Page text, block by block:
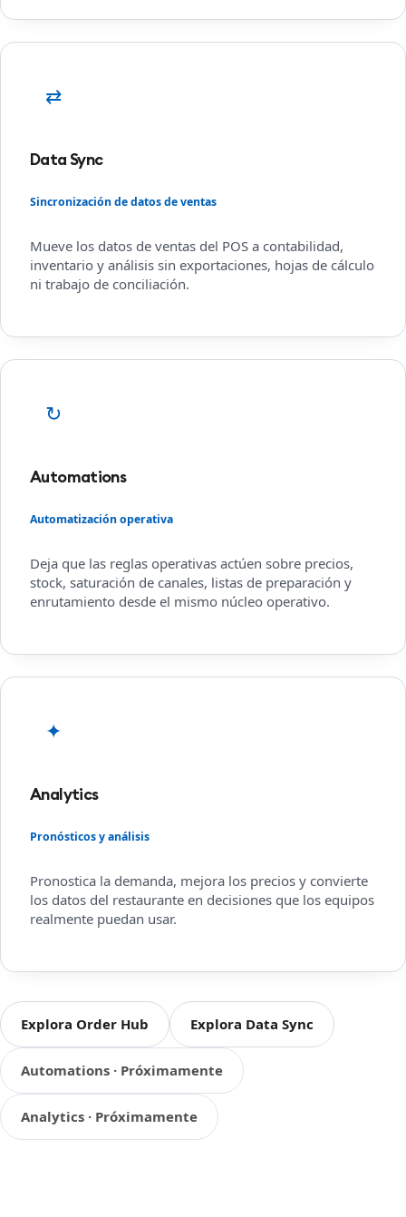
⇄
Data Sync
Sincronización de datos de ventas
Mueve los datos de ventas del POS a contabilidad,
inventario y análisis sin exportaciones, hojas de cálculo
ni trabajo de conciliación.
↻
Automations
Automatización operativa
Deja que las reglas operativas actúen sobre precios,
stock, saturación de canales, listas de preparación y
enrutamiento desde el mismo núcleo operativo.
✦
Analytics
Pronósticos y análisis
Pronostica la demanda, mejora los precios y convierte
los datos del restaurante en decisiones que los equipos
realmente puedan usar.
Explora Order Hub Explora Data Sync
Automations · Próximamente
Analytics · Próximamente